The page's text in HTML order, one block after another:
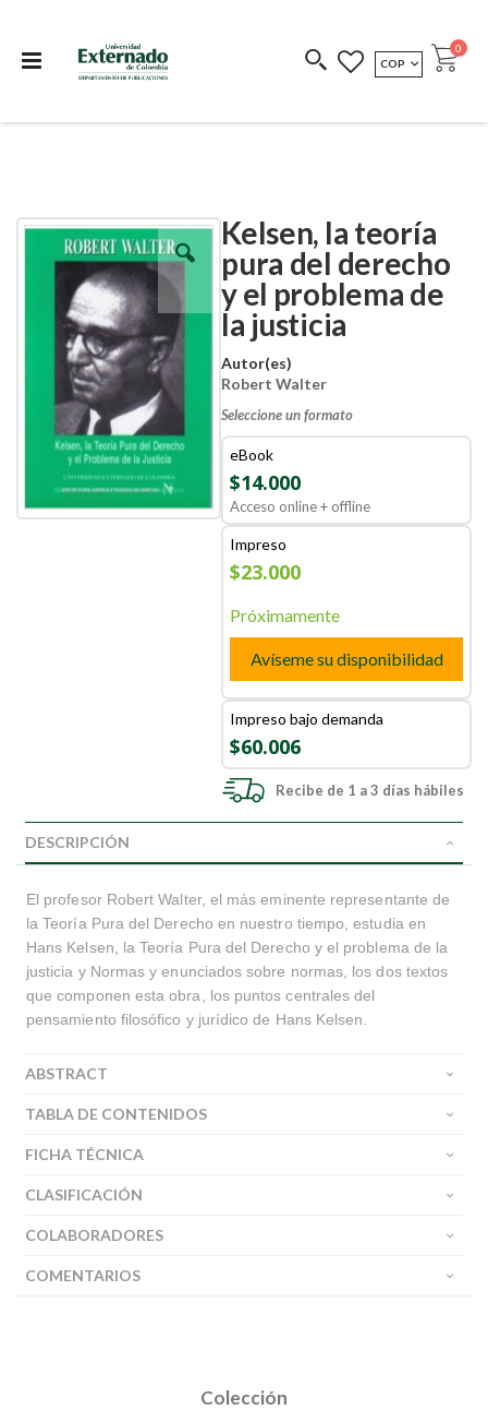
COEDICIONES REDIMIR CÓDIGO
MONEDA
COP Cart
0
Kelsen, la teoría
pura del derecho
y el problema de
la justicia
Autor(es)
Robert Walter
Seleccione un formato
eBook
$14.000
Acceso online + offline
Impreso
$23.000
Próximamente
Avíseme su disponibilidad
Impreso bajo demanda
$60.006
Recibe de 1 a 3 días hábiles
Skip
Skip
beginning
DESCRIPCIÓN
El profesor Robert Walter, el más eminente representante de
la Teoría Pura del Derecho en nuestro tiempo, estudia en
Hans Kelsen, la Teoría Pura del Derecho y el problema de la
justicia y Normas y enunciados sobre normas, los dos textos
que componen esta obra, los puntos centrales del
pensamiento filosófico y jurídico de Hans Kelsen.
ABSTRACT
TABLA DE CONTENIDOS
FICHA TÉCNICA
CLASIFICACIÓN
COLABORADORES
COMENTARIOS
Colección